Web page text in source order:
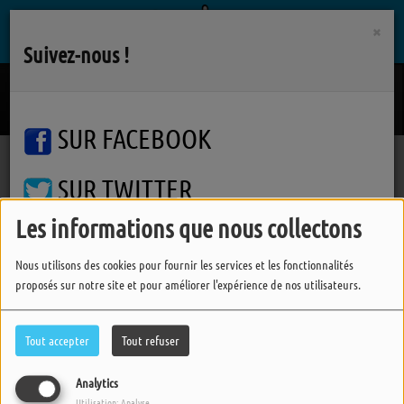
Les informations que nous collectons
Nous utilisons des cookies pour fournir les services et les fonctionnalités
proposés sur notre site et pour améliorer l'expérience de nos utilisateurs.
Tout accepter Tout refuser
Analytics
Pages
Pages
Corrections du concours d'orthographe 2025
×
Suivez-nous !
SUR FACEBOOK
SUR TWITTER
SUR INSTAGRAM
FERMER